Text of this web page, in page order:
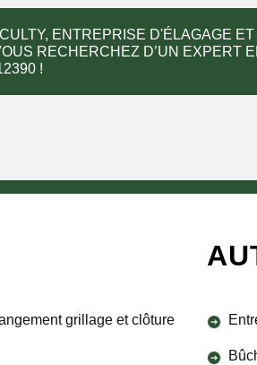
ENTREPRISE D'ÉLAGAGE
RECHERCHEZ D’UN EXPERT
!
grillage et clôture